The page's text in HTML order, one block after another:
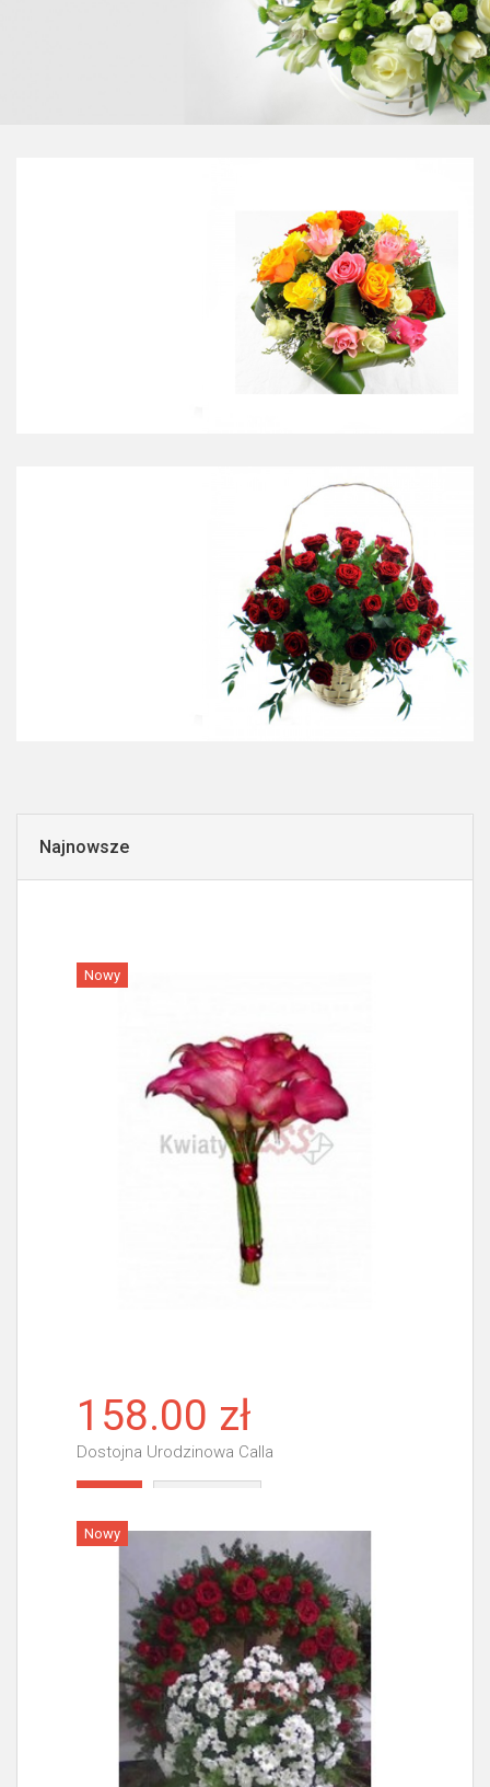
Najnowsze
Nowy
158.00 zł
Dostojna Urodzinowa Calla
Nowy